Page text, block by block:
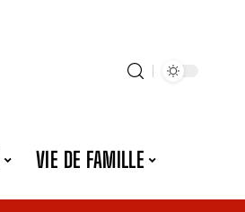
VIE DE FAMILLE